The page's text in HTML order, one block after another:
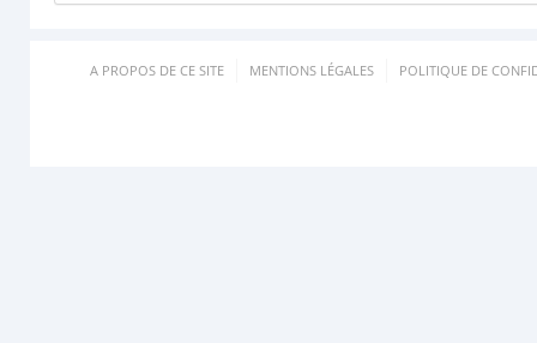
A PROPOS DE CE SITE MENTIONS LÉGALES POLITIQUE DE